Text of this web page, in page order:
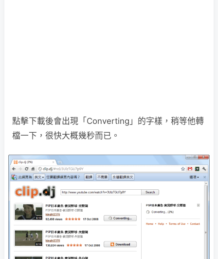
點擊下載後會出現「Converting」的字樣，稍等他轉
檔一下，很快大概幾秒而已。